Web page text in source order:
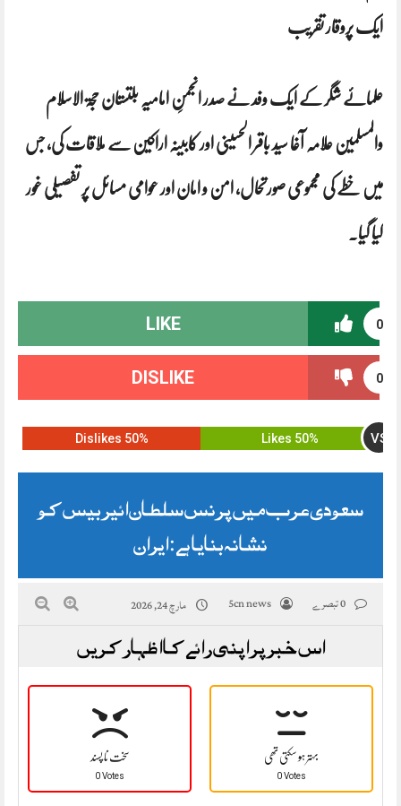
ایک پروقار تقریب
علمائے شگر کے ایک وفد نے صدر انجمنِ امامیہ بلتستان حجۃ الاسلام
والمسلمین علامہ آغا سید باقر الحسینی اور کابینہ اراکین سے ملاقات کی، جس
میں خطے کی مجموعی صورتحال، امن و امان اور عوامی مسائل پر تفصیلی غور
کیا گیا۔
0
LIKE
0
DISLIKE
50% Likes VS
50% Dislikes
سعودی عرب میں پرنس سلطان ائیر بیس کو
نشانہ بنایا ہے: ایران
5cn news مارچ 24, 2026
اس خبر پر اپنی رائے کا اظہار کریں
سخت نا پسند
0 Votes
بہتر ہو سکتی تھی
0 Votes